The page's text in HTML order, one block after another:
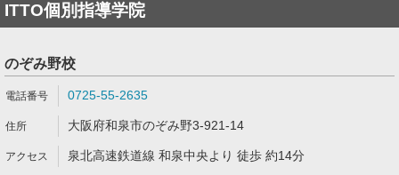
ITTO個別指導学院
のぞみ野校
0725-55-2635
大阪府和泉市のぞみ野3-921-14
泉北高速鉄道線 和泉中央より 徒歩 約14分